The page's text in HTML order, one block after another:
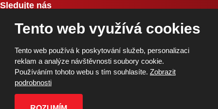
Sledujte nás
Copyright © 2026, BK Pardubice, a.s. | Vytvořila eBRÁNA
Tento web využívá cookies
Tento web používá k poskytování služeb, personalizaci
reklam a analýze návštěvnosti soubory cookie.
Používáním tohoto webu s tím souhlasíte. Zobrazit
podrobnosti